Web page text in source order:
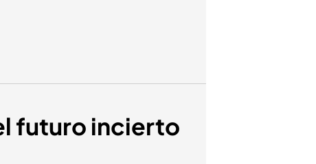
futuro incierto